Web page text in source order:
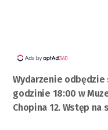
Wydarzenie odbędzie
godzinie 18:00 w
Chopina 12. Wstęp